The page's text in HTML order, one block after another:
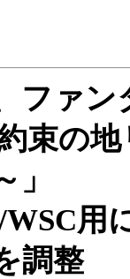
ファン
束の
」
用
調整